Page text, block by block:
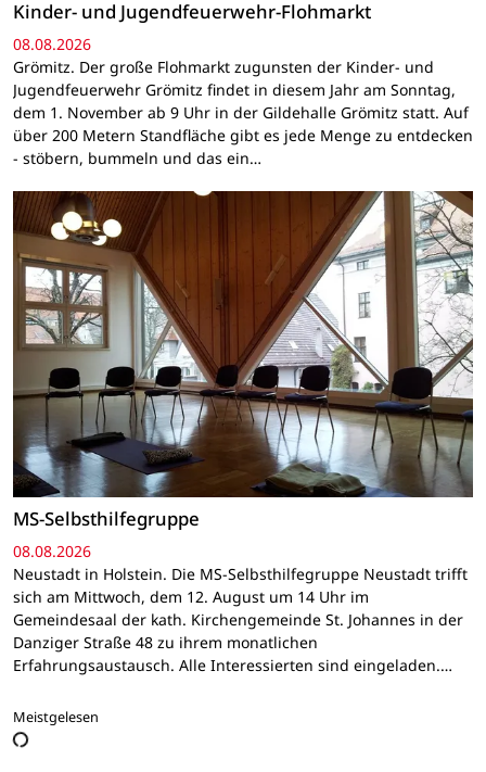
Kinder- und Jugendfeuerwehr-Flohmarkt
08.08.2026
Grömitz. Der große Flohmarkt zugunsten der Kinder- und
Jugendfeuerwehr Grömitz findet in diesem Jahr am Sonntag,
dem 1. November ab 9 Uhr in der Gildehalle Grömitz statt. Auf
über 200 Metern Standfläche gibt es jede Menge zu entdecken
- stöbern, bummeln und das ein…
MS-Selbsthilfegruppe
08.08.2026
Neustadt in Holstein. Die MS-Selbsthilfegruppe Neustadt trifft
sich am Mittwoch, dem 12. August um 14 Uhr im
Gemeindesaal der kath. Kirchengemeinde St. Johannes in der
Danziger Straße 48 zu ihrem monatlichen
Erfahrungsaustausch. Alle Interessierten sind eingeladen.…
Meistgelesen